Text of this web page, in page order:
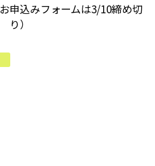
申込みフォームは3/10締め切
り）